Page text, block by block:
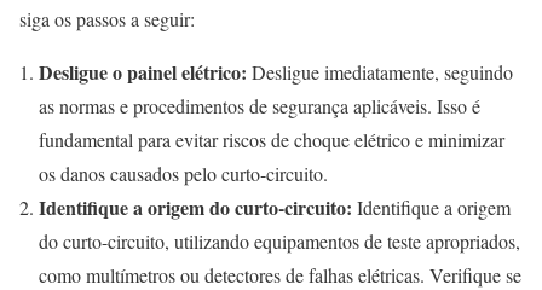
siga os passos a seguir:
Desligue o painel elétrico: Desligue imediatamente, seguindo
as normas e procedimentos de segurança aplicáveis. Isso é
fundamental para evitar riscos de choque elétrico e minimizar
os danos causados pelo curto-circuito.
Identifique a origem do curto-circuito: Identifique a origem
do curto-circuito, utilizando equipamentos de teste apropriados,
como multímetros ou detectores de falhas elétricas. Verifique se